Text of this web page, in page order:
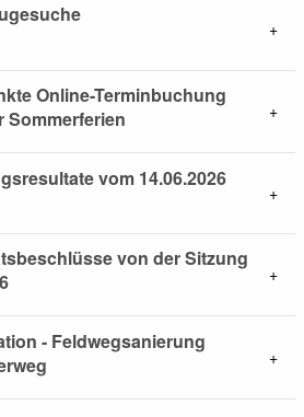
Online-Terminbuchung
Sommerferien
vom 14.06.2026
von der Sitzung
- Feldwegsanierung